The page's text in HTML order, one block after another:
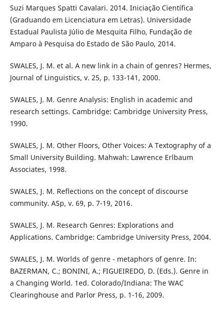
Suzi Marques Spatti Cavalari. 2014. Iniciação Científica
(Graduando em Licenciatura em Letras). Universidade
Estadual Paulista Júlio de Mesquita Filho, Fundação de
Amparo à Pesquisa do Estado de São Paulo, 2014.
SWALES, J. M. et al. A new link in a chain of genres? Hermes,
Journal of Linguistics, v. 25, p. 133-141, 2000.
SWALES, J. M. Genre Analysis: English in academic and
research settings. Cambridge: Cambridge University Press,
1990.
SWALES, J. M. Other Floors, Other Voices: A Textography of a
Small University Building. Mahwah: Lawrence Erlbaum
Associates, 1998.
SWALES, J. M. Reflections on the concept of discourse
community. ASp, v. 69, p. 7-19, 2016.
SWALES, J. M. Research Genres: Explorations and
Applications. Cambridge: Cambridge University Press, 2004.
SWALES, J. M. Worlds of genre - metaphors of genre. In:
BAZERMAN, C.; BONINI, A.; FIGUEIREDO, D. (Eds.). Genre in
a Changing World. 1ed. Colorado/Indiana: The WAC
Clearinghouse and Parlor Press, p. 1-16, 2009.